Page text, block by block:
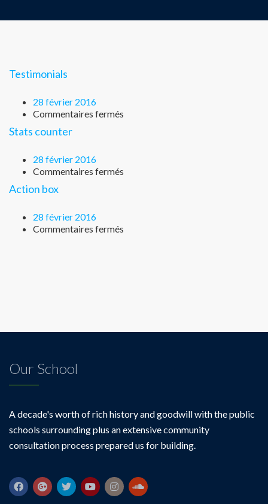
Testimonials
28 février 2016
Commentaires fermés
Stats counter
28 février 2016
Commentaires fermés
Action box
28 février 2016
Commentaires fermés
Our School
A decade's worth of rich history and goodwill with the public
schools surrounding plus an extensive community
consultation process prepared us for building.